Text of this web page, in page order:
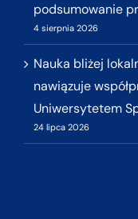
podsumowanie
4 sierpnia 2026
Nauka bliżej
nawiązuje
Uniwersytetem
24 lipca 2026